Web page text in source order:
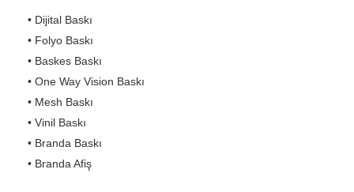
• Dijital Baskı
• Folyo Baskı
• Baskes Baskı
• One Way Vision Baskı
• Mesh Baskı
• Vinil Baskı
• Branda Baskı
• Branda Afiş